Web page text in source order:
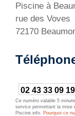
Piscine à
rue des Voves
72170
02 43 33 09 19
Ce numéro valable 5
service permettant la mise
Piscine.info. Pourquoi ce